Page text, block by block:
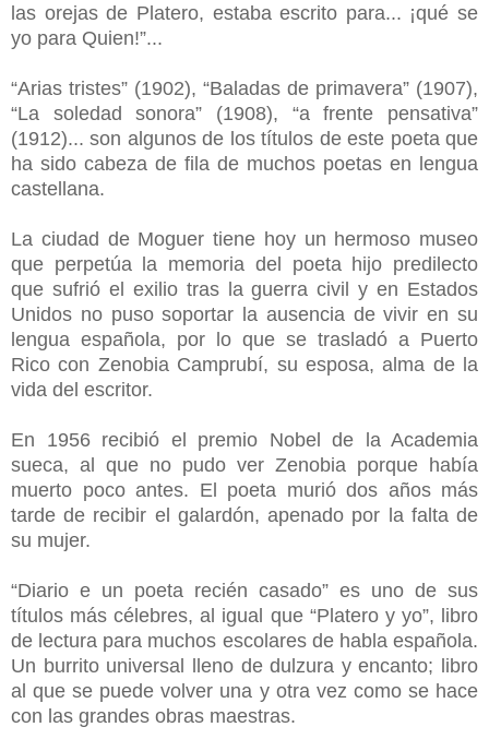
las orejas de Platero, estaba escrito para... ¡qué se
yo para Quien!”...
“Arias tristes” (1902), “Baladas de primavera” (1907),
“La soledad sonora” (1908), “a frente pensativa”
(1912)... son algunos de los títulos de este poeta que
ha sido cabeza de fila de muchos poetas en lengua
castellana.
La ciudad de Moguer tiene hoy un hermoso museo
que perpetúa la memoria del poeta hijo predilecto
que sufrió el exilio tras la guerra civil y en Estados
Unidos no puso soportar la ausencia de vivir en su
lengua española, por lo que se trasladó a Puerto
Rico con Zenobia Camprubí, su esposa, alma de la
vida del escritor.
En 1956 recibió el premio Nobel de la Academia
sueca, al que no pudo ver Zenobia porque había
muerto poco antes. El poeta murió dos años más
tarde de recibir el galardón, apenado por la falta de
su mujer.
“Diario e un poeta recién casado” es uno de sus
títulos más célebres, al igual que “Platero y yo”, libro
de lectura para muchos escolares de habla española.
Un burrito universal lleno de dulzura y encanto; libro
al que se puede volver una y otra vez como se hace
con las grandes obras maestras.